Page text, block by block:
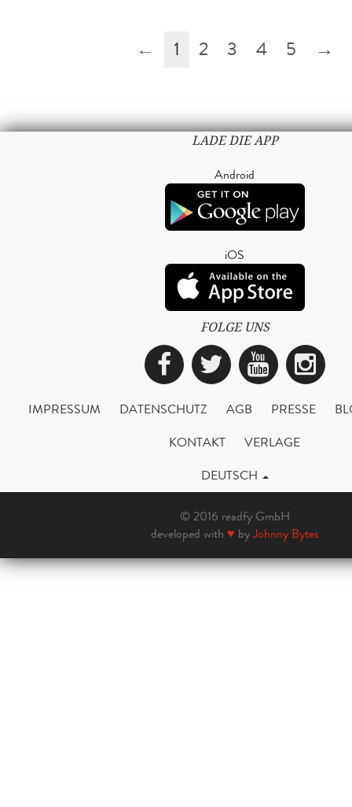
← 1 2 3 4 5 →
LADE DIE APP
Android
iOS
FOLGE UNS
Facebook
Twitter
IMPRESSUM DATENSCHUTZ AGB PRESSE
KONTAKT
VERLAGE
DEUTSCH
© 2016 readfy GmbH
developed with ♥ byJohnny Bytes